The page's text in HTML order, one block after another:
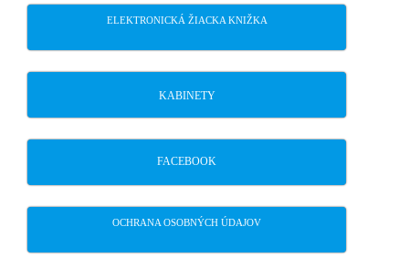
ELEKTRONICKÁ ŽIACKA KNIŽKA
KABINETY
FACEBOOK
OCHRANA OSOBNÝCH ÚDAJOV